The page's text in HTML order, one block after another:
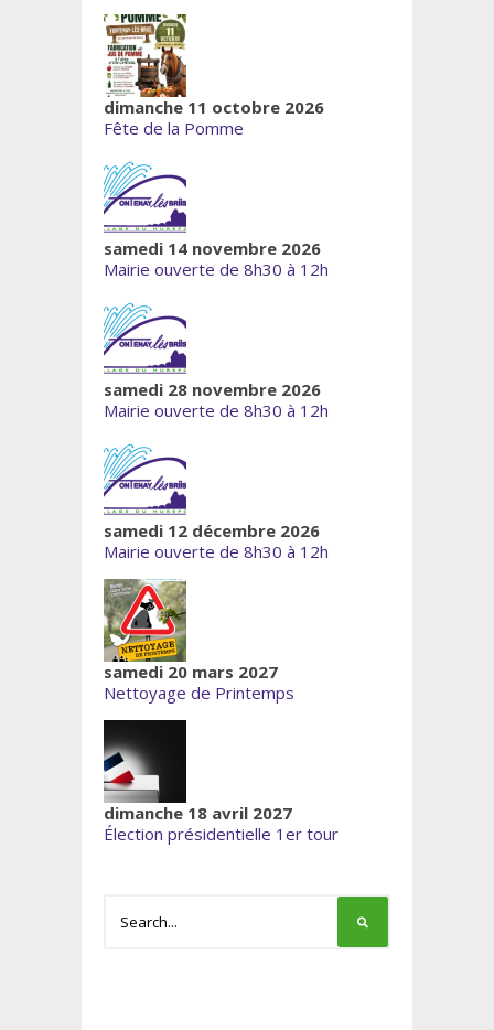
dimanche 11 octobre 2026
Fête de la Pomme
samedi 14 novembre 2026
Mairie ouverte de 8h30 à 12h
samedi 28 novembre 2026
Mairie ouverte de 8h30 à 12h
samedi 12 décembre 2026
Mairie ouverte de 8h30 à 12h
samedi 20 mars 2027
Nettoyage de Printemps
dimanche 18 avril 2027
Élection présidentielle 1er tour